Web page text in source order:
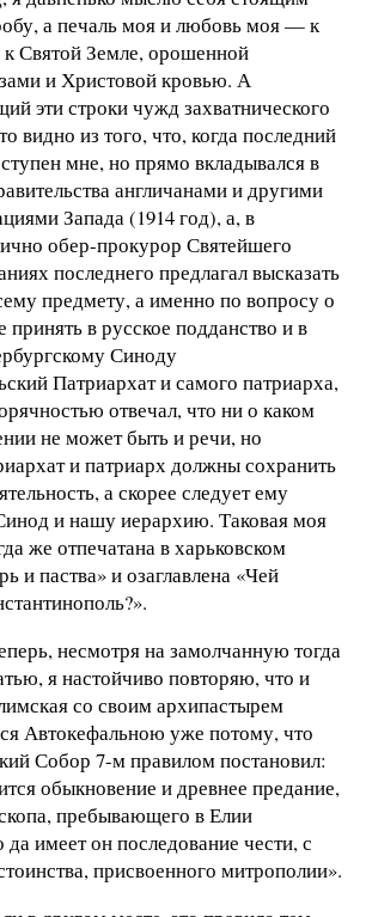
а печаль моя и любовь моя — к
Святой Земле, орошенной
и Христовой кровью. А
эти строки чужд захватнического
видно из того, что, когда последний
мне, но прямо вкладывался в
англичанами и другими
Запада (1914 год), а, в
обер-прокурор Святейшего
последнего предлагал высказать
предмету, а именно по вопросу о
принять в русское подданство и в
Синоду
Патриархат и самого патриарха,
отвечал, что ни о каком
не может быть и речи, но
и патриарх должны сохранить
а скорее следует ему
и нашу иерархию. Таковая моя
же отпечатана в харьковском
и паства» и озаглавлена «Чей
несмотря на замолчанную тогда
я настойчиво повторяю, что и
со своим архипастырем
Автокефальною уже потому, что
Собор 7-м правилом постановил:
обыкновение и древнее предание,
пребывающего в Елии
имеет он последование чести, с
присвоенного митрополии».